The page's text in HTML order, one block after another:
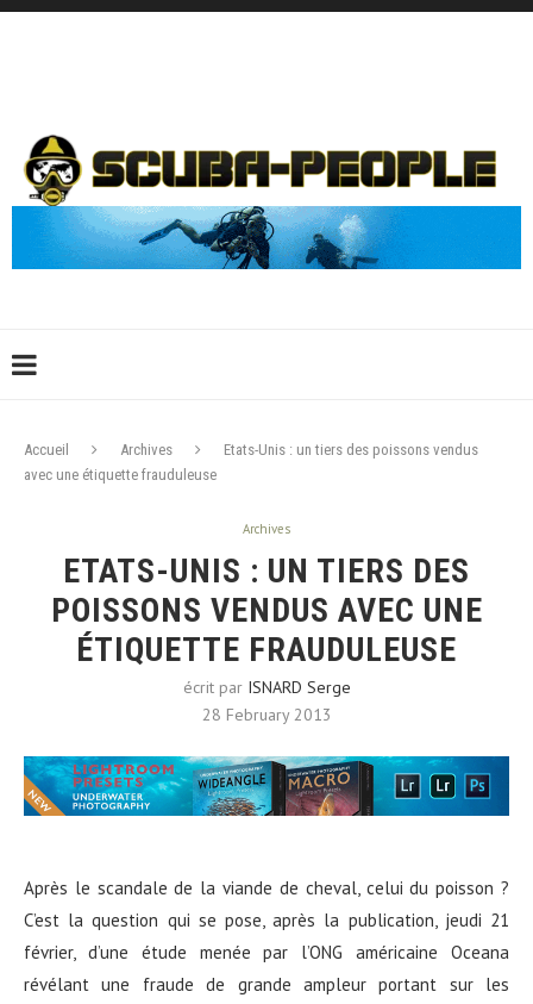
Accueil Archives
Etats-Unis : un tiers des poissons vendus
avec une étiquette frauduleuse
Archives
ETATS-UNIS : UN TIERS DES
POISSONS VENDUS AVEC UNE
ÉTIQUETTE FRAUDULEUSE
écrit par ISNARD Serge
28 February 2013
Après le scandale de la viande de cheval, celui du poisson ?
C’est la question qui se pose, après la publication, jeudi 21
février, d’une étude menée par l’ONG américaine Oceana
révélant une fraude de grande ampleur portant sur les